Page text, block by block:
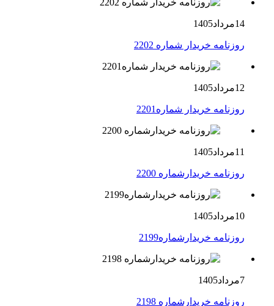
14مرداد1405
روزنامه خریدار شماره 2202
12مرداد1405
روزنامه خریدار شماره2201
11مرداد1405
روزنامه خریدارشماره 2200
10مرداد1405
روزنامه خریدارشماره2199
7مرداد1405
روزنامه خریدارشماره 2198